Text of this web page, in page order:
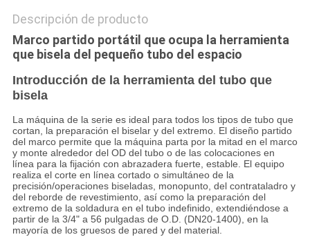
Descripción de producto
Marco partido portátil que ocupa la herramienta
que bisela del pequeño tubo del espacio
Introducción de la herramienta del tubo que
bisela
La máquina de la serie es ideal para todos los tipos de tubo que
cortan, la preparación el biselar y del extremo. El diseño partido
del marco permite que la máquina parta por la mitad en el marco
y monte alrededor del OD del tubo o de las colocaciones en
línea para la fijación con abrazadera fuerte, estable. El equipo
realiza el corte en línea cortado o simultáneo de la
precisión/operaciones biseladas, monopunto, del contrataladro y
del reborde de revestimiento, así como la preparación del
extremo de la soldadura en el tubo indefinido, extendiéndose a
partir de la 3/4" a 56 pulgadas de O.D. (DN20-1400), en la
mayoría de los gruesos de pared y del material.